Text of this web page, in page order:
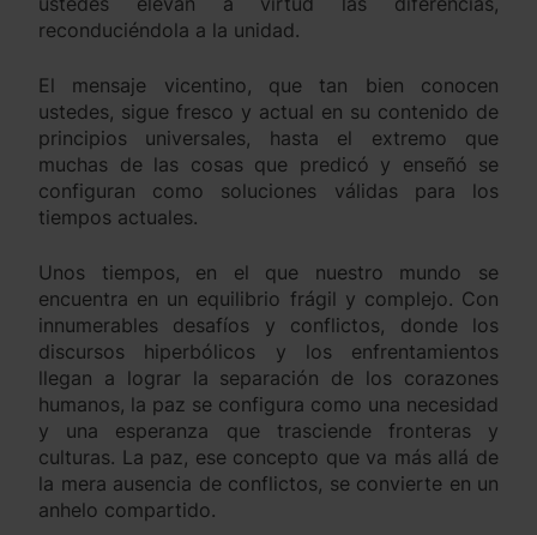
reconduciéndola a la unidad.
El mensaje vicentino, que tan bien conocen
ustedes, sigue fresco y actual en su contenido de
principios universales, hasta el extremo que
muchas de las cosas que predicó y enseñó se
configuran como soluciones válidas para los
tiempos actuales.
Unos tiempos, en el que nuestro mundo se
encuentra en un equilibrio frágil y complejo. Con
innumerables desafíos y conflictos, donde los
discursos hiperbólicos y los enfrentamientos
llegan a lograr la separación de los corazones
humanos, la paz se configura como una necesidad
y una esperanza que trasciende fronteras y
culturas. La paz, ese concepto que va más allá de
la mera ausencia de conflictos, se convierte en un
anhelo compartido.